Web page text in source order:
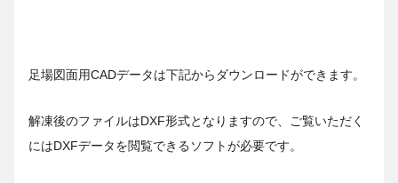
足場図面用CADデータは下記からダウンロードができます。
解凍後のファイルはDXF形式となりますので、ご覧いただく
にはDXFデータを閲覧できるソフトが必要です。